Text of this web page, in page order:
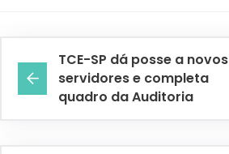
TCE-SP dá posse a novos
servidores e completa
quadro da Auditoria